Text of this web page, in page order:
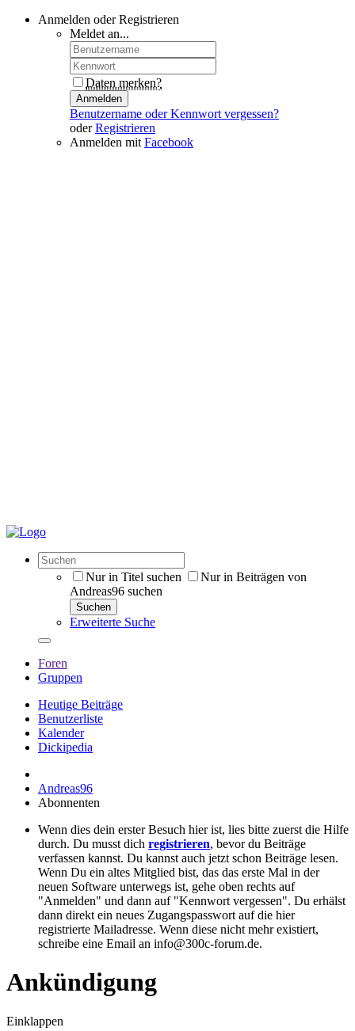
Anmelden oder Registrieren
Meldet an...
Daten merken?
Anmelden
Benutzername oder Kennwort vergessen?
oderRegistrieren
Anmelden mit Facebook
Nur in Titel suchen
Nur in Beiträgen von
Andreas96 suchen
Suchen
Erweiterte Suche
Foren
Gruppen
Heutige Beiträge
Benutzerliste
Kalender
Dickipedia
Andreas96
Abonnenten
Wenn dies dein erster Besuch hier ist, lies bitte zuerst die Hilfe
durch. Du musst dich registrieren, bevor du Beiträge
verfassen kannst. Du kannst auch jetzt schon Beiträge lesen.
Wenn Du ein altes Mitglied bist, das das erste Mal in der
neuen Software unterwegs ist, gehe oben rechts auf
"Anmelden" und dann auf "Kennwort vergessen". Du erhälst
dann direkt ein neues Zugangspasswort auf die hier
registrierte Mailadresse. Wenn diese nicht mehr existiert,
schreibe eine Email an info@300c-forum.de.
Ankündigung
Einklappen